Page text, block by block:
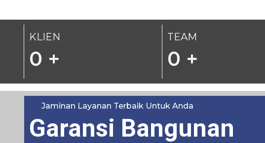
KLIEN
0 +
TEAM
0 +
Jaminan Layanan Terbaik Untuk Anda
Garansi Bangunan